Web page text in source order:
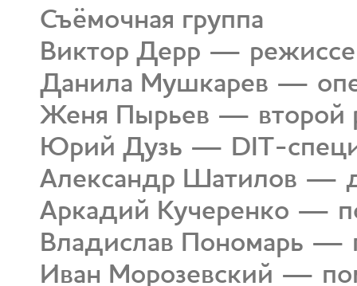
Съёмочная группа
Виктор Дерр —
Данила Мушкарев —
Женя Пырьев — второй
Юрий Дузь — DIT-
Александр Шатилов —
Аркадий Кучеренко —
Владислав Пономарь —
Иван Морозевский —